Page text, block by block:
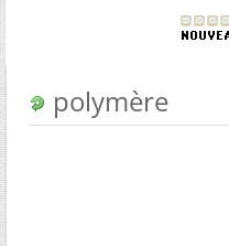
polymère